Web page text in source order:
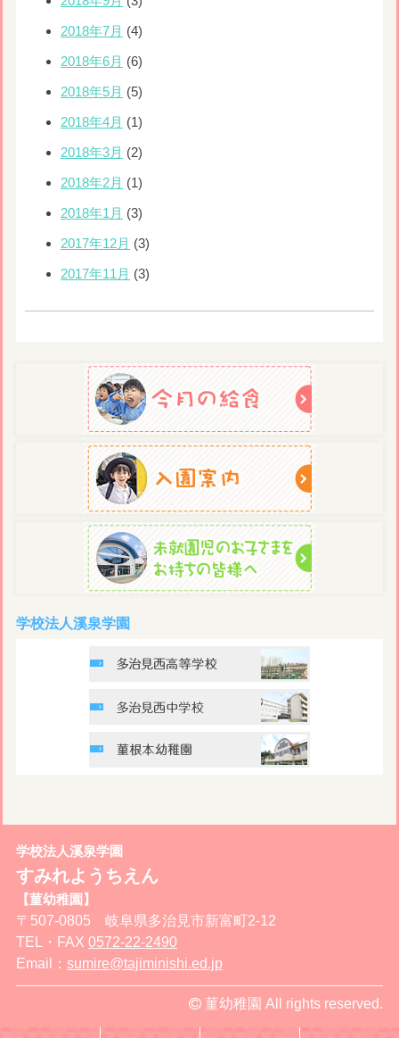
2018年7月 (4)
2018年6月 (6)
2018年5月 (5)
2018年4月 (1)
2018年3月 (2)
2018年2月 (1)
2018年1月 (3)
2017年12月 (3)
2017年11月 (3)
学校法人溪泉学園
学校法人溪泉学園
すみれようちえん
【菫幼稚園】
〒507-0805 岐阜県多治見市新富町2-12
TEL・FAX 0572-22-2490
Email： sumire@tajiminishi.ed.jp
菫幼稚園 All rights reserved.